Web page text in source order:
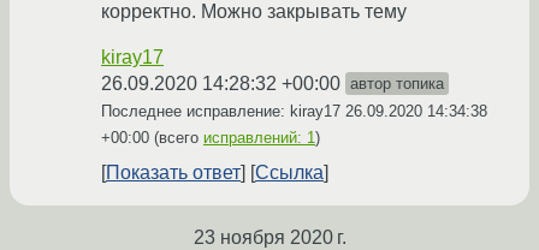
корректно. Можно закрывать тему
kiray17
26.09.2020 14:28:32 +00:00 автор топика
Последнее исправление: kiray17 26.09.2020 14:34:38
+00:00 (всего исправлений: 1)
Показать ответ Ссылка
23 ноября 2020 г.